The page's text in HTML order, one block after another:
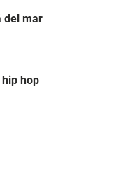
del mar
hop